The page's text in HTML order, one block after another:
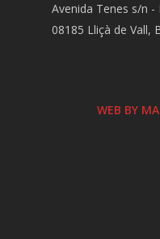
Avenida Tenes s/n -
08185 Lliçà de Vall,
WEB BY